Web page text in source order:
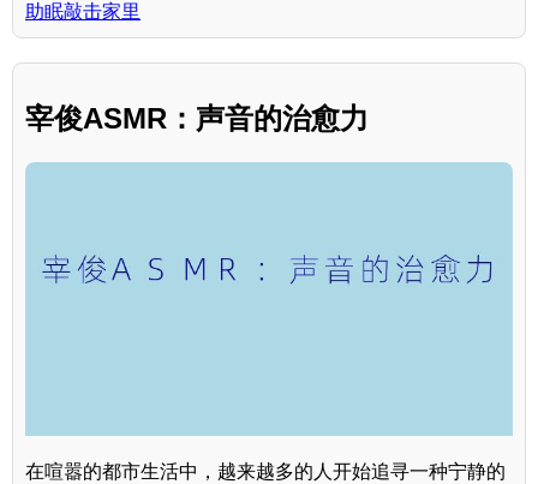
助眠敲击家里
宰俊ASMR：声音的治愈力
在喧嚣的都市生活中，越来越多的人开始追寻一种宁静的